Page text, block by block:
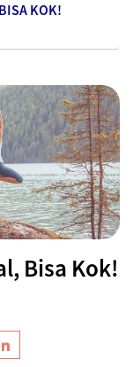
KOK!
Bisa Kok!